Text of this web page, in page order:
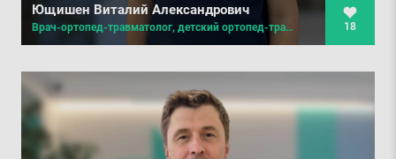
18
Ющишен Виталий Александрович
Врач-ортопед-травматолог, детский ортопед-травматолог, вертебролог, мануальный терапевт